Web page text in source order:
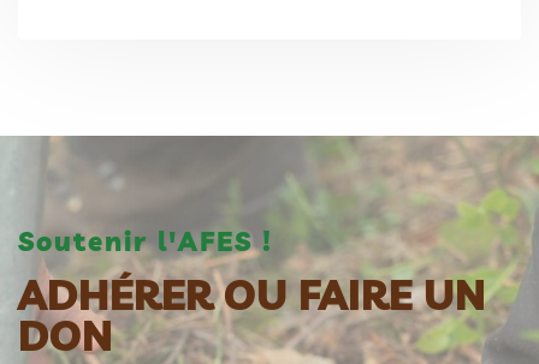
Soutenir l'AFES !
ADHÉRER OU FAIRE UN
DON